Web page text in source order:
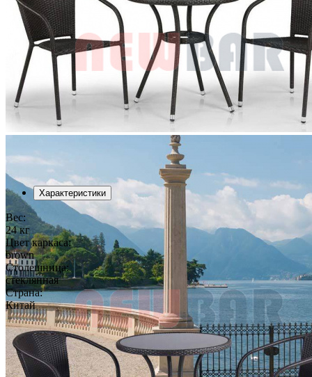
Характеристики
Вес:
24 кг
Цвет каркаса:
brown
Столешница:
стеклянная
Страна:
Китай